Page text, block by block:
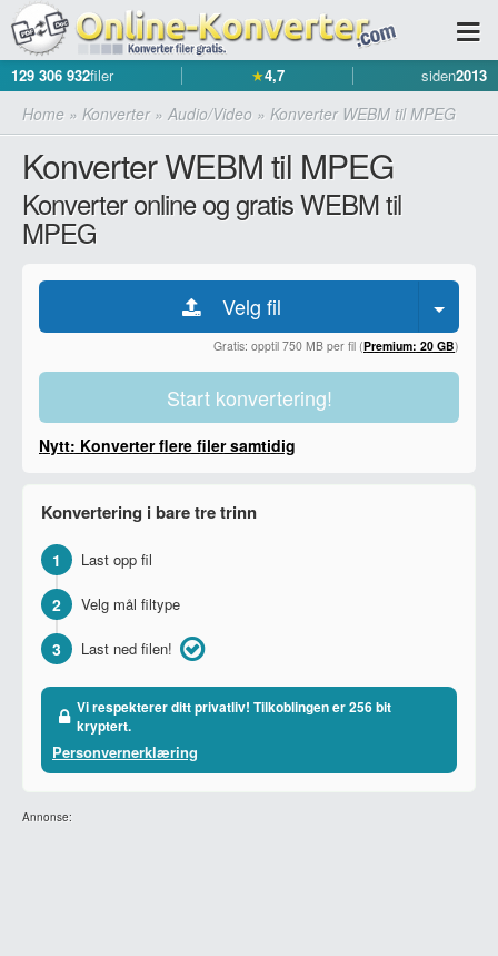
129 306 932filer ★4,7 siden2013
Home » Konverter» Audio/Video » Konverter WEBM til MPEG
Konverter WEBM til MPEG
Konverter online og gratis WEBM til
MPEG
Velg fil
Gratis: opptil 750 MB per fil (Premium: 20 GB)
Start konvertering!
Nytt: Konverter flere filer samtidig
Konvertering i bare tre trinn
1 Last opp fil
2 Velg mål filtype
3 Last ned filen!
Vi respekterer ditt privatliv! Tilkoblingen er 256 bit
kryptert.
Personvernerklæring
Annonse: